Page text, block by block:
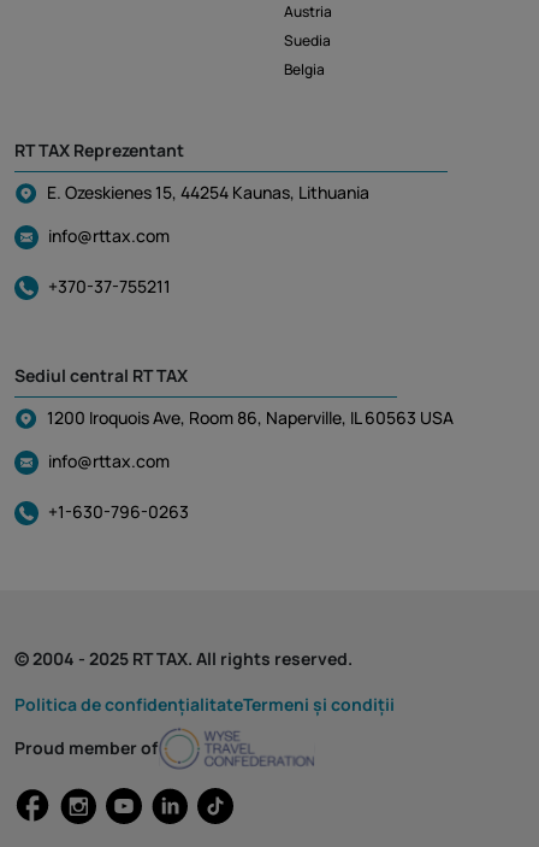
Austria
Suedia
Belgia
RT TAX Reprezentant
E. Ozeskienes 15, 44254 Kaunas, Lithuania
info@rttax.com
+370-37-755211
Sediul central RT TAX
1200 Iroquois Ave, Room 86, Naperville, IL 60563 USA
info@rttax.com
+1-630-796-0263
© 2004 - 2025 RT TAX. All rights reserved.
Politica de confidențialitateTermeni și condiții
Proud member of